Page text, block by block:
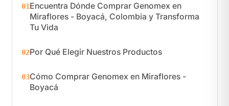
01Encuentra Dónde Comprar Genomex en
Miraflores - Boyacá, Colombia y Transforma
Tu Vida
02Por Qué Elegir Nuestros Productos
03Cómo Comprar Genomex en Miraflores -
Boyacá